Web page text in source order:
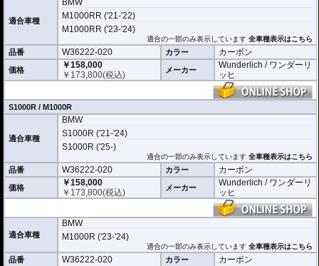
適合車種
BMW
M1000RR ('21-'22)
M1000RR ('23-'24)
適合の一部のみ表示しています全車種表示はこちら
品番 W36222-020 カラー カーボン
価格
￥158,000
￥ 173,800(税込) メーカー
Wunderlich / ワンダーリ
ッヒ
S1000R / M1000R
適合車種
BMW
S1000R ('21-'24)
S1000R ('25-)
適合の一部のみ表示しています全車種表示はこちら
品番 W36222-020 カラー カーボン
価格
￥158,000
￥ 173,800(税込) メーカー
Wunderlich / ワンダーリ
ッヒ
適合車種
BMW
M1000R ('23-'24)
適合の一部のみ表示しています全車種表示はこちら
品番 W36222-020 カラー カーボン